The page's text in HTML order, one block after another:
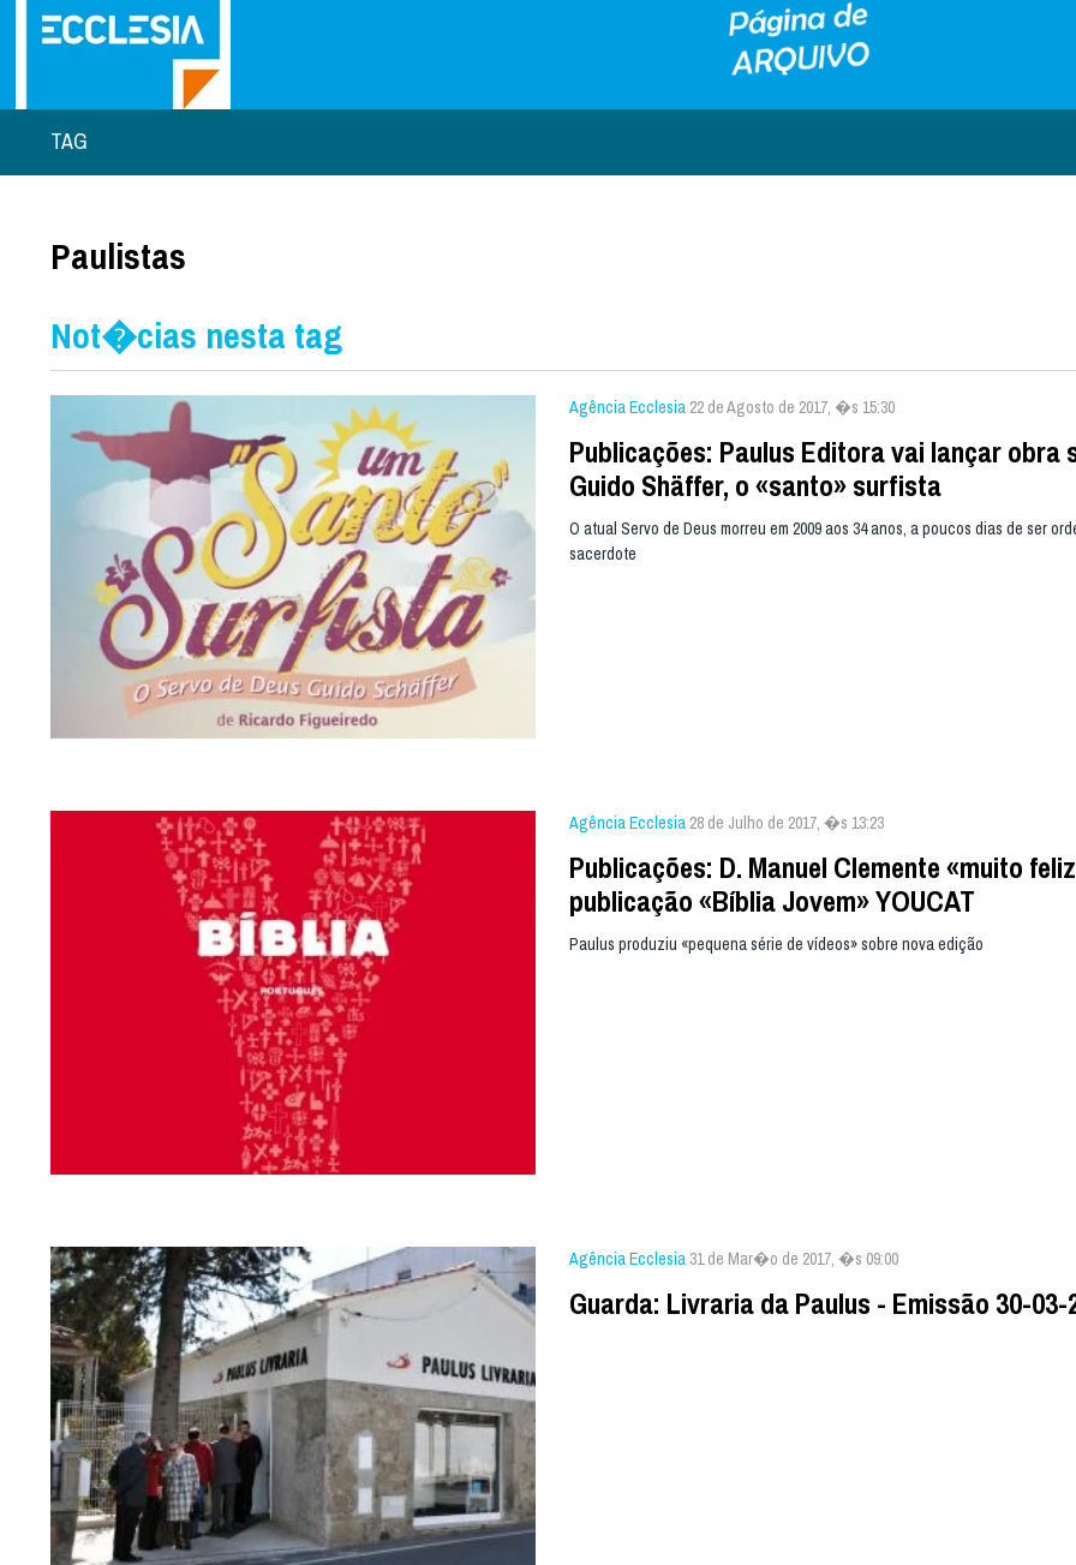
TAG
Paulistas
Not�cias nesta tag
Agência Ecclesia 22 de Agosto de 2017, �s 15:30
Publicações: Paulus Editora vai lançar obra
Guido Shäffer, o «santo» surfista
O atual Servo de Deus morreu em 2009 aos 34 anos, a poucos dias de ser
sacerdote
Agência Ecclesia 28 de Julho de 2017, �s 13:23
Publicações: D. Manuel Clemente «muito
publicação «Bíblia Jovem» YOUCAT
Paulus produziu «pequena série de vídeos» sobre nova edição
Agência Ecclesia 31 de Mar�o de 2017, �s 09:00
Guarda: Livraria da Paulus - Emissão 30-03-